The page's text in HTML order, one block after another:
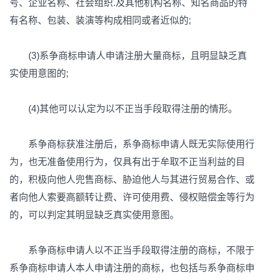
号、企业名称、社会组织.及其他机构名称、知名商品的特
有名称、包装、装演等构成相同或者近似的;
(3)系争商标申请人申请注册大量商标，且明显缺乏真
实使用意图的;
(4)其他可以认定为以不正当手段取得注册的情形。
系争商标获准注册后，系争商标申请人既无实际使用行
为，也无准备使用行为，仅具有出于牟取不正当利益的目
的，积极向他人兜售商标、胁迫他人与其进行贸易合作、或
者向他人索要高额转让费、许可使用费、侵权赔偿金等行为
的，可以判定其明显缺乏真实使用意图。
系争商标申请人以不正当手段取得注册的商标，不限于
系争商标申请人本人申请注册的商标，也包括与系争商标申